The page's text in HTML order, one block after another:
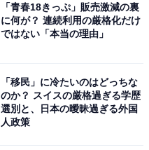
「青春18きっぷ」販売激減の裏
に何が？ 連続利用の厳格化だけ
ではない「本当の理由」
「移民」に冷たいのはどっちな
のか？ スイスの厳格過ぎる学歴
選別と、日本の曖昧過ぎる外国
人政策